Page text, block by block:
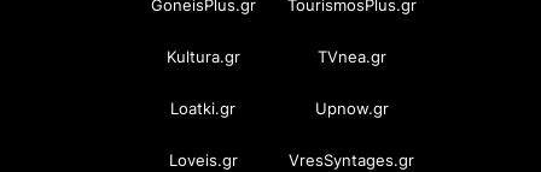
GoneisPlus.gr TourismosPlus.gr
Kultura.gr TVnea.gr
Loatki.gr Upnow.gr
Loveis.gr VresSyntages.gr